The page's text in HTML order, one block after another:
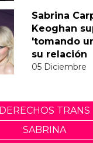
Sabrina
Keoghan
'tomando
su relación
05 Diciembre
DERECHOS TRANS
SABRINA